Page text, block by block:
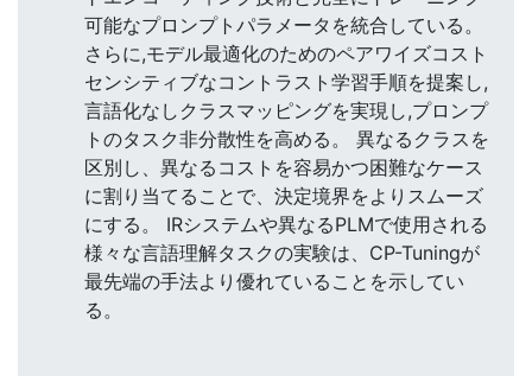
可能なプロンプトパラメータを統合している。
さらに,モデル最適化のためのペアワイズコスト
センシティブなコントラスト学習手順を提案し,
言語化なしクラスマッピングを実現し,プロンプ
トのタスク非分散性を高める。 異なるクラスを
区別し、異なるコストを容易かつ困難なケース
に割り当てることで、決定境界をよりスムーズ
にする。 IRシステムや異なるPLMで使用される
様々な言語理解タスクの実験は、CP-Tuningが
最先端の手法より優れていることを示してい
る。